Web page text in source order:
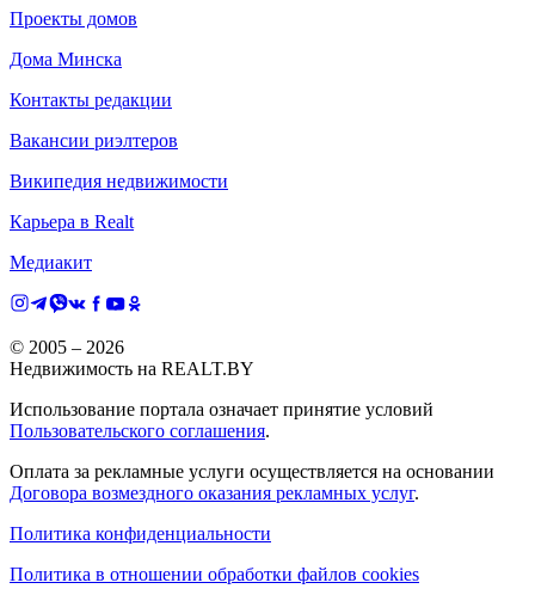
Проекты домов
Дома Минска
Контакты редакции
Вакансии риэлтеров
Википедия недвижимости
Карьера в Realt
Медиакит
© 2005 – 2026
Недвижимость на REALT.BY
Использование портала означает принятие условий
Пользовательского соглашения.
Оплата за рекламные услуги осуществляется на основании
Договора возмездного оказания рекламных услуг.
Политика конфиденциальности
Политика в отношении обработки файлов cookies